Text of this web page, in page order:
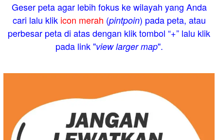
Geser peta agar lebih fokus ke wilayah yang Anda
cari lalu klik icon merah (pintpoin) pada peta, atau
perbesar peta di atas dengan klik tombol “+” lalu klik
pada link "view larger map".